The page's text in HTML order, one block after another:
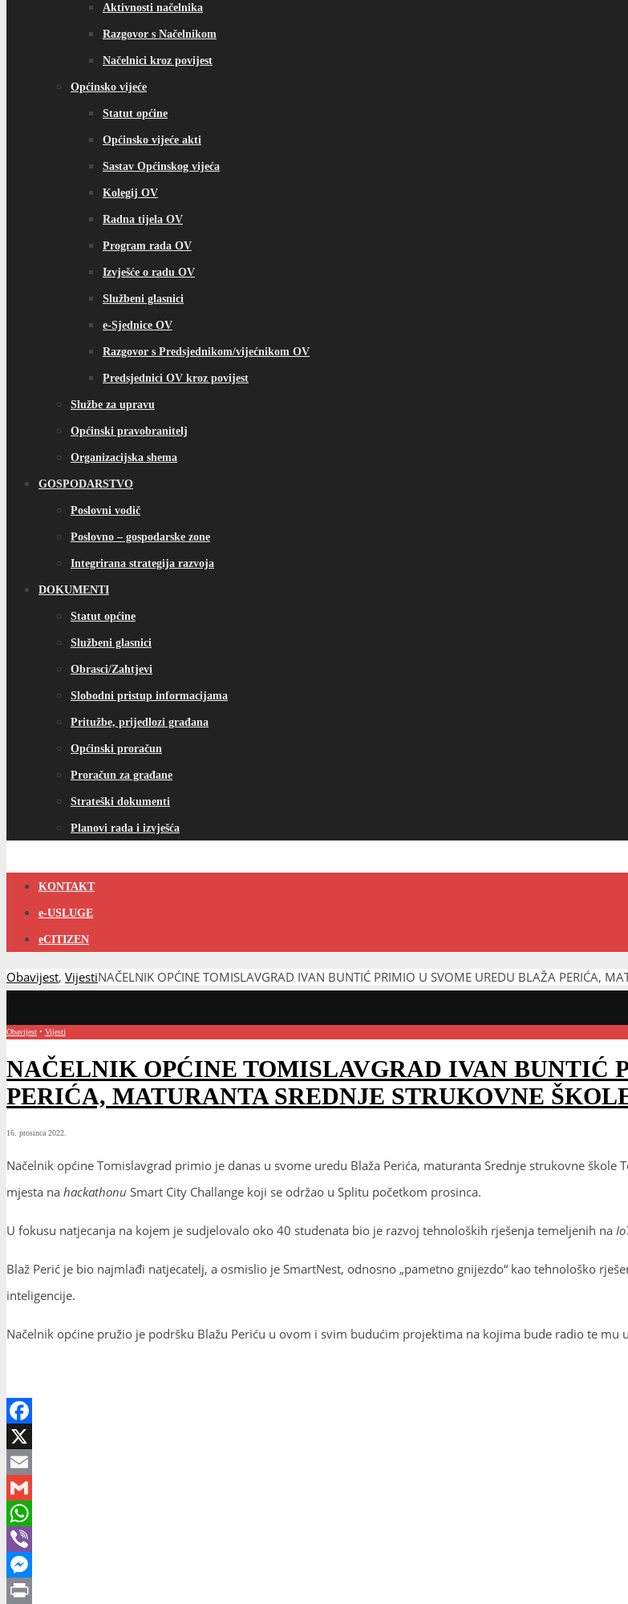
Aktivnosti načelnika
Razgovor s Načelnikom
Načelnici kroz povijest
Općinsko vijeće
Statut općine
Općinsko vijeće akti
Sastav Općinskog vijeća
Kolegij OV
Radna tijela OV
Program rada OV
Izvješće o radu OV
Službeni glasnici
e-Sjednice OV
Razgovor s Predsjednikom/vijećnikom OV
Predsjednici OV kroz povijest
Službe za upravu
Općinski pravobranitelj
Organizacijska shema
GOSPODARSTVO
Poslovni vodič
Poslovno – gospodarske zone
Integrirana strategija razvoja
DOKUMENTI
Statut općine
Službeni glasnici
Obrasci/Zahtjevi
Slobodni pristup informacijama
Pritužbe, prijedlozi građana
Općinski proračun
Proračun za građane
Strateški dokumenti
Planovi rada i izvješća
KONTAKT
e-USLUGE
eCITIZEN
Obavijest, VijestiNAČELNIK OPĆINE TOMISLAVGRAD IVAN BUNTIĆ PRIMIO U SVOME UREDU BLAŽA PERIĆA,
Obavijest • Vijesti
NAČELNIK OPĆINE TOMISLAVGRAD IVAN BUNTIĆ
PERIĆA, MATURANTA SREDNJE STRUKOVNE
16. prosinca 2022.
Načelnik općine Tomislavgrad primio je danas u svome uredu Blaža Perića, maturanta Srednje strukovne
mjesta na hackathonu Smart City Challange koji se održao u Splitu početkom prosinca.
U fokusu natjecanja na kojem je sudjelovalo oko 40 studenata bio je razvoj tehnoloških rješenja temeljenih na
Blaž Perić je bio najmlađi natjecatelj, a osmislio je SmartNest, odnosno „pametno gnijezdo“ kao tehnološko
inteligencije.
Načelnik općine pružio je podršku Blažu Periću u ovom i svim budućim projektima na kojima bude radio te mu
Facebook
X
Email
Gmail
WhatsApp
Viber
Messenger